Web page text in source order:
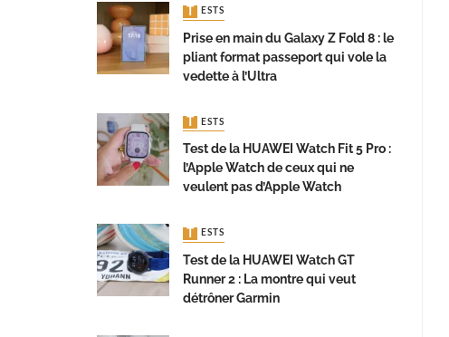
TESTS
Prise en main du Galaxy Z Fold 8 : le
pliant format passeport qui vole la
vedette à l’Ultra
TESTS
Test de la HUAWEI Watch Fit 5 Pro :
l’Apple Watch de ceux qui ne
veulent pas d’Apple Watch
TESTS
Test de la HUAWEI Watch GT
Runner 2 : La montre qui veut
détrôner Garmin